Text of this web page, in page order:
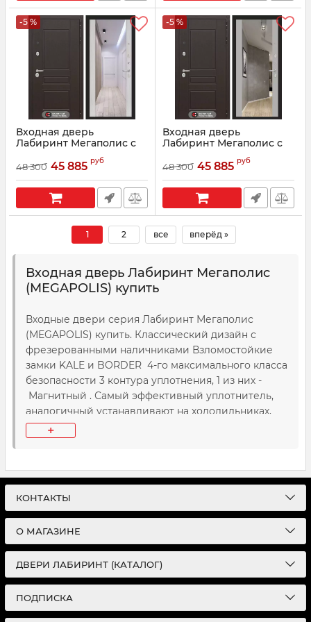
-5 %
Входная дверь
Лабиринт Мегаполис с
зеркалом Максимум -
Сандал белый
Артикул: 0002549
48 300 45 885 руб
-5 %
Входная дверь
Лабиринт Мегаполис с
зеркалом Максимум -
Софт Грей
Артикул: 0002548
48 300 45 885 руб
1 2 все вперёд »
Входная дверь Лабиринт Мегаполис
(MEGAPOLIS) купить
Входные двери серия Лабиринт Мегаполис
(MEGAPOLIS) купить. Классический дизайн с
фрезерованными наличниками Взломостойкие
замки KALE и BORDER 4-го максимального класса
безопасности 3 контура уплотнения, 1 из них -
Магнитный . Самый эффективный уплотнитель,
аналогичный устанавливают на холодильниках,
где особенно важна максимальная
герметичность. Увеличенная толщина полотна
Мегаполис (MEGAPOLIS) по Москве и Московской
области
+
КОНТАКТЫ
О МАГАЗИНЕ
ДВЕРИ ЛАБИРИНТ (КАТАЛОГ)
ПОДПИСКА